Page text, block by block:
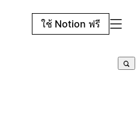
ใช้ Notion ฟรี